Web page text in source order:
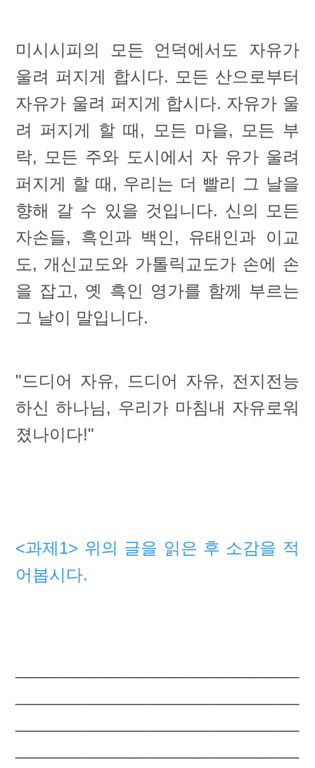
미시시피의 모든 언덕에서도 자유가
울려 퍼지게 합시다. 모든 산으로부터
자유가 울려 퍼지게 합시다. 자유가 울
려 퍼지게 할 때, 모든 마을, 모든 부
락, 모든 주와 도시에서 자 유가 울려
퍼지게 할 때, 우리는 더 빨리 그 날을
향해 갈 수 있을 것입니다. 신의 모든
자손들, 흑인과 백인, 유태인과 이교
도, 개신교도와 가톨릭교도가 손에 손
을 잡고, 옛 흑인 영가를 함께 부르는
그 날이 말입니다.
"드디어 자유, 드디어 자유, 전지전능
하신 하나님, 우리가 마침내 자유로워
졌나이다!"
<과제1> 위의 글을 읽은 후 소감을 적
어봅시다.